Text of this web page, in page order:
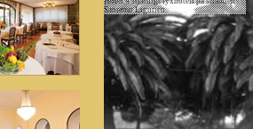
Sanremo Ligurien